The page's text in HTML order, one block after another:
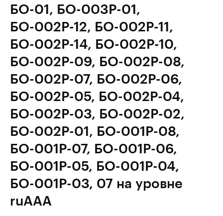
БО-01, БО-003Р-01,
БО-002Р-12, БО-002Р-11,
БО-002Р-14, БО-002Р-10,
БО-002Р-09, БО-002Р-08,
БО-002Р-07, БО-002Р-06,
БО-002Р-05, БО-002Р-04,
БО-002Р-03, БО-002Р-02,
БО-002Р-01, БО-001Р-08,
БО-001Р-07, БО-001Р-06,
БО-001Р-05, БО-001Р-04,
БО-001Р-03, 07 на уровне
ruAAA